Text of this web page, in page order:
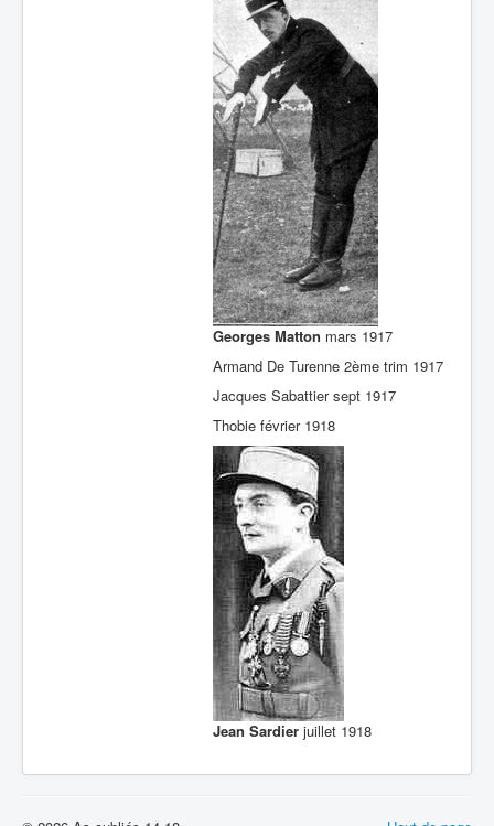
Georges Matton mars 1917
Armand De Turenne 2ème trim 1917
Jacques Sabattier sept 1917
Thobie février 1918
Jean Sardier juillet 1918